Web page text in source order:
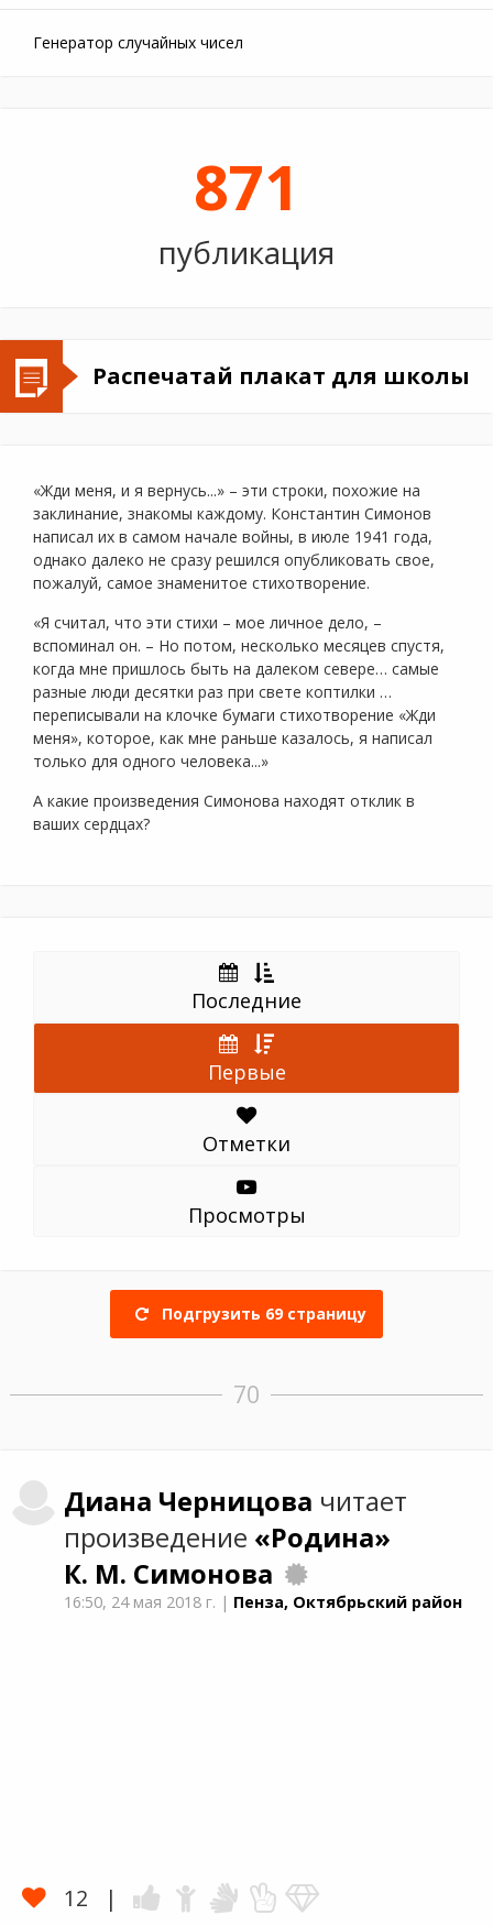
Генератор случайных чисел
871
публикация
Распечатай плакат для школы
«Жди меня, и я вернусь...» – эти строки, похожие на
заклинание, знакомы каждому. Константин Симонов
написал их в самом начале войны, в июле 1941 года,
однако далеко не сразу решился опубликовать свое,
пожалуй, самое знаменитое стихотворение.
«Я считал, что эти стихи – мое личное дело, –
вспоминал он. – Но потом, несколько месяцев спустя,
когда мне пришлось быть на далеком севере… самые
разные люди десятки раз при свете коптилки …
переписывали на клочке бумаги стихотворение «Жди
меня», которое, как мне раньше казалось, я написал
только для одного человека...»
А какие произведения Симонова находят отклик в
ваших сердцах?
Последние
Первые
Отметки
Просмотры
Подгрузить 69страницу
70
Диана Черницова читает
произведение «Родина»
К. М. Симонова
16:50, 24 мая 2018 г. | Пенза, Октябрьский район
12